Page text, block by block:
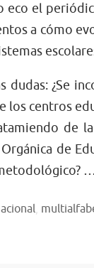
eco el
a cómo
dudas: ¿Se
los centros
de
de
…
,